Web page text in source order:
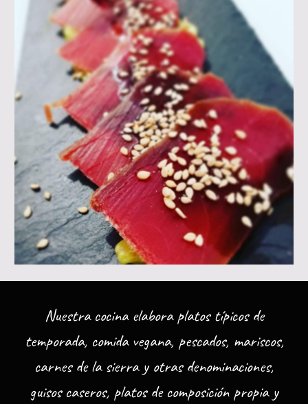
Nuestra cocina elabora platos típicos de
temporada, comida vegana, pescados, mariscos,
carnes de la sierra y otras denominaciones,
guisos caseros, platos de composición propia y